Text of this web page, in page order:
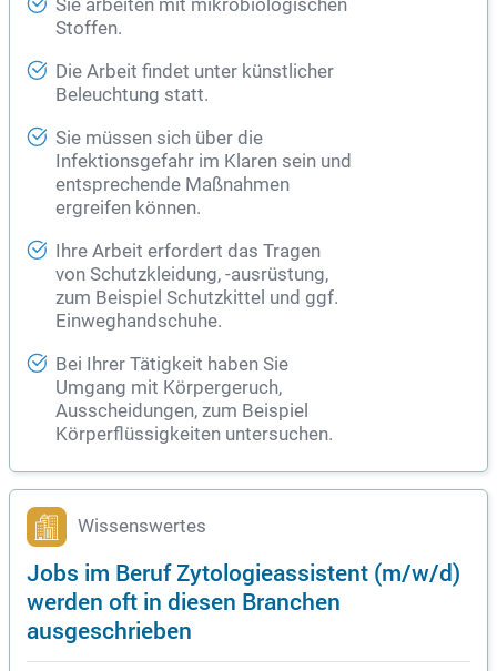
Sie arbeiten mit mikrobiologischen
Stoffen.
Die Arbeit findet unter künstlicher
Beleuchtung statt.
Sie müssen sich über die
Infektionsgefahr im Klaren sein und
entsprechende Maßnahmen
ergreifen können.
Ihre Arbeit erfordert das Tragen
von Schutzkleidung, -ausrüstung,
zum Beispiel Schutzkittel und ggf.
Einweghandschuhe.
Bei Ihrer Tätigkeit haben Sie
Umgang mit Körpergeruch,
Ausscheidungen, zum Beispiel
Körperflüssigkeiten untersuchen.
Wissenswertes
Jobs im Beruf Zytologieassistent (m/w/d)
werden oft in diesen Branchen
ausgeschrieben